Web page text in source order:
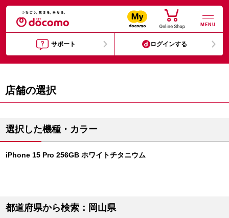
MENU
サポート ログインする
店舗の選択
選択した機種・カラー
iPhone 15 Pro 256GB ホワイトチタニウム
都道府県から検索：岡山県